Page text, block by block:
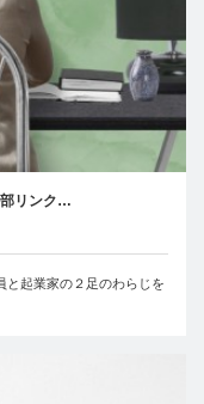
部リンク…
と起業家の２足のわらじを